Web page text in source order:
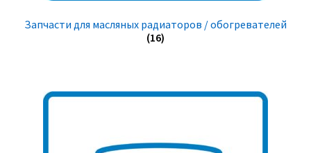
Запчасти для масляных радиаторов / обогревателей
(16)